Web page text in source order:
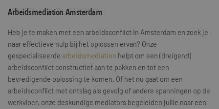
Training & Leiderschap
Referenties
Blogs
Documenten
Gratis folder
Contact
Arbeidsmediation Amsterdam
Heb je te maken met een arbeidsconflict in Amsterdam en zoek je
naar effectieve hulp bij het oplossen ervan? Onze
gespecialiseerde arbeidsmediation helpt om een (dreigend)
arbeidsconflict constructief aan te pakken en tot een
bevredigende oplossing te komen. Of het nu gaat om een
arbeidsconflict met ontslag als gevolg of andere spanningen op de
werkvloer, onze deskundige mediators begeleiden jullie naar een